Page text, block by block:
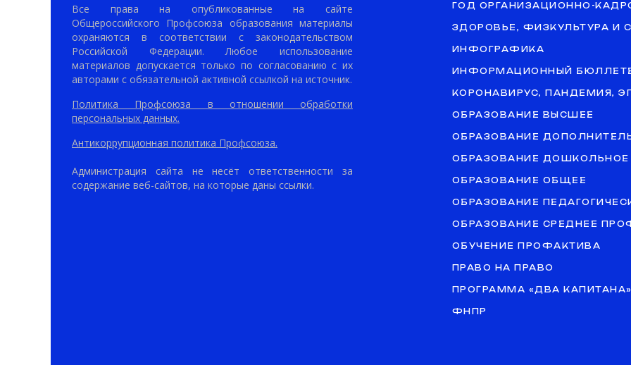
Все права на опубликованные на сайте
Общероссийского Профсоюза образования материалы
охраняются в соответствии с законодательством
Российской Федерации. Любое использование
материалов допускается только по согласованию с их
авторами с обязательной активной ссылкой на источник.
Политика Профсоюза в отношении обработки
персональных данных.
Антикоррупционная политика Профсоюза.
Администрация сайта не несёт ответственности за
содержание веб-сайтов, на которые даны ссылки.
ГОД ОРГАНИЗАЦИОННО-
ЗДОРОВЬЕ, ФИЗКУЛЬТУРА И
ИНФОГРАФИКА
ИНФОРМАЦИОННЫЙ
КОРОНАВИРУС, ПАНДЕМИЯ,
ОБРАЗОВАНИЕ ВЫСШЕЕ
ОБРАЗОВАНИЕ
ОБРАЗОВАНИЕ ДОШКОЛЬНОЕ
ОБРАЗОВАНИЕ ОБЩЕЕ
ОБРАЗОВАНИЕ
ОБРАЗОВАНИЕ СРЕДНЕЕ
ОБУЧЕНИЕ ПРОФАКТИВА
ПРАВО НА ПРАВО
ПРОГРАММА «ДВА
ФНПР